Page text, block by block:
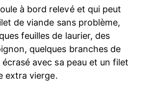
à bord relevé et qui peut
de viande sans problème,
feuilles de laurier, des
quelques branches de
écrasé avec sa peau et un filet
extra vierge.